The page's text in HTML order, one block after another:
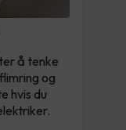
å tenke
og
hvis du